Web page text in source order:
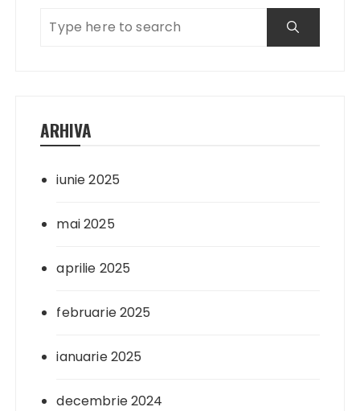
ARHIVA
iunie 2025
mai 2025
aprilie 2025
februarie 2025
ianuarie 2025
decembrie 2024